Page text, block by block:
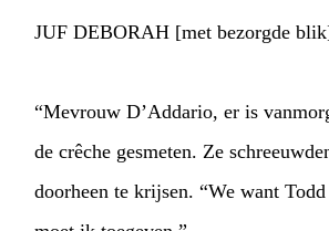
JUF DEBORAH [met bezorgde
“Mevrouw D’Addario, er is
de crêche gesmeten. Ze
doorheen te krijsen. “We want